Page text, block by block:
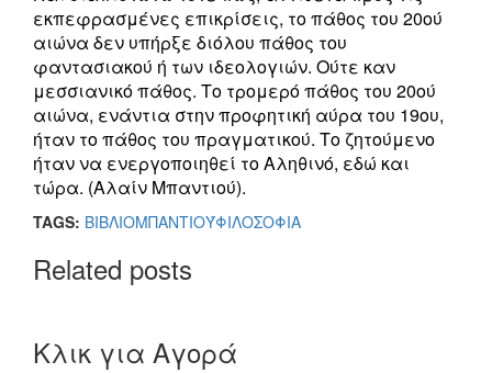
εκπεφρασμένες επικρίσεις, το πάθος του 20ού
αιώνα δεν υπήρξε διόλου πάθος του
φαντασιακού ή των ιδεολογιών. Ούτε καν
μεσσιανικό πάθος. Το τρομερό πάθος του 20ού
αιώνα, ενάντια στην προφητική αύρα του 19ου,
ήταν το πάθος του πραγματικού. Το ζητούμενο
ήταν να ενεργοποιηθεί το Αληθινό, εδώ και
τώρα. (Αλαίν Μπαντιού).
TAGS: ΒΙΒΛΙΟΜΠΑΝΤΙΟΎΦΙΛΟΣΟΦΙΑ
Related posts
Κλικ για Αγορά